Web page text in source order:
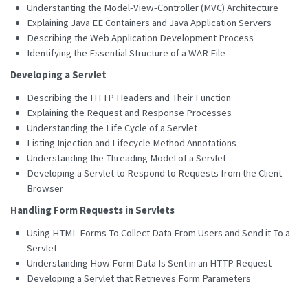
Understanting the Model-View-Controller (MVC) Architecture
Explaining Java EE Containers and Java Application Servers
Describing the Web Application Development Process
Identifying the Essential Structure of a WAR File
Developing a Servlet
Describing the HTTP Headers and Their Function
Explaining the Request and Response Processes
Understanding the Life Cycle of a Servlet
Listing Injection and Lifecycle Method Annotations
Understanding the Threading Model of a Servlet
Developing a Servlet to Respond to Requests from the Client
Browser
Handling Form Requests in Servlets
Using HTML Forms To Collect Data From Users and Send it To a
Servlet
Understanding How Form Data Is Sent in an HTTP Request
Developing a Servlet that Retrieves Form Parameters